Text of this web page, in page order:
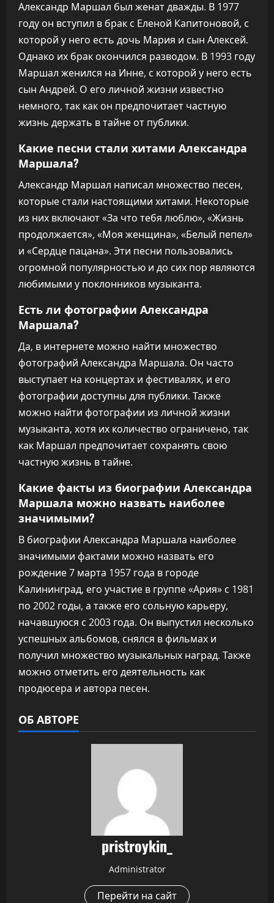
Александр Маршал был женат дважды. В 1977
году он вступил в брак с Еленой Капитоновой, с
которой у него есть дочь Мария и сын Алексей.
Однако их брак окончился разводом. В 1993 году
Маршал женился на Инне, с которой у него есть
сын Андрей. О его личной жизни известно
немного, так как он предпочитает частную
жизнь держать в тайне от публики.
Какие песни стали хитами Александра
Маршала?
Александр Маршал написал множество песен,
которые стали настоящими хитами. Некоторые
из них включают «За что тебя люблю», «Жизнь
продолжается», «Моя женщина», «Белый пепел»
и «Сердце пацана». Эти песни пользовались
огромной популярностью и до сих пор являются
любимыми у поклонников музыканта.
Есть ли фотографии Александра
Маршала?
Да, в интернете можно найти множество
фотографий Александра Маршала. Он часто
выступает на концертах и фестивалях, и его
фотографии доступны для публики. Также
можно найти фотографии из личной жизни
музыканта, хотя их количество ограничено, так
как Маршал предпочитает сохранять свою
частную жизнь в тайне.
Какие факты из биографии Александра
Маршала можно назвать наиболее
значимыми?
В биографии Александра Маршала наиболее
значимыми фактами можно назвать его
рождение 7 марта 1957 года в городе
Калининград, его участие в группе «Ария» с 1981
по 2002 годы, а также его сольную карьеру,
начавшуюся с 2003 года. Он выпустил несколько
успешных альбомов, снялся в фильмах и
получил множество музыкальных наград. Также
можно отметить его деятельность как
продюсера и автора песен.
ОБ АВТОРЕ
pristroykin_
Administrator
Перейти на сайт